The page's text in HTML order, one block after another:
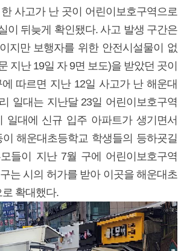
사고가 난 곳이 어린이보호구역으로
이 뒤늦게 확인됐다. 사고 발생 구간은
지만 보행자를 위한 안전시설물이 없
지난 19일 자 9면 보도)을 받았던 곳이
따르면 지난 12일 사고가 난 해운대
일대는 지난달 23일 어린이보호구역
일대에 신규 입주 아파트가 생기면서
해운대초등학교 학생들의 등하굣길
들이 지난 7월 구에 어린이보호구역
는 시의 허가를 받아 이곳을 해운대초
확대했다.